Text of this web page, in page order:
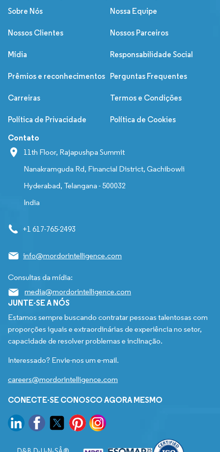
Sobre Nós
Nossa Equipe
Nossos Clientes Nossos Parceiros
Mídia Responsabilidade Social
Prêmios e reconhecimentos Perguntas Frequentes
Carreiras Termos e Condições
Política de Privacidade Política de Cookies
Contato
11th Floor, Rajapushpa Summit
Nanakramguda Rd, Financial District, Gachibowli
Hyderabad, Telangana - 500032
India
+1 617-765-2493
info@mordorintelligence.com
Consultas da mídia:
media@mordorintelligence.com
JUNTE-SE A NÓS
Estamos sempre buscando contratar pessoas talentosas com
proporções iguais e extraordinárias de experiência no setor,
capacidade de resolver problemas e inclinação.
Interessado? Envie-nos um e-mail.
careers@mordorintelligence.com
CONECTE-SE CONOSCO AGORA MESMO